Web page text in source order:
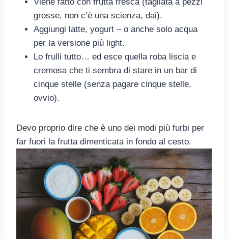
grosse, non c’è una scienza, dai).
Aggiungi latte, yogurt – o anche solo acqua
per la versione più light.
Lo frulli tutto… ed esce quella roba liscia e
cremosa che ti sembra di stare in un bar di
cinque stelle (senza pagare cinque stelle,
ovvio).
Devo proprio dire che è uno dei modi più furbi per
far fuori la frutta dimenticata in fondo al cesto.